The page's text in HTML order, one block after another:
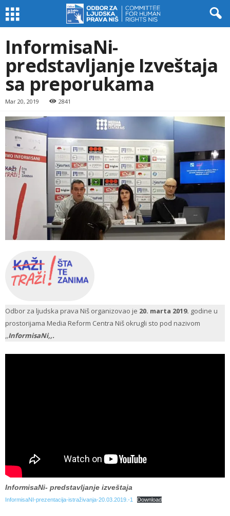
InformisaNi-
predstavljanje Izveštaja
sa preporukama
Mar 20, 2019 2841
Odbor za ljudska prava Niš organizovao je 20. marta 2019. godine u
prostorijama Media Reform Centra Niš okrugli sto pod nazivom
,,InformisaNi,,.
InformisaNi- predstavljanje izveštaja
InformisaNI-prezentacija-istraživanja-20.03.2019.-1 Download